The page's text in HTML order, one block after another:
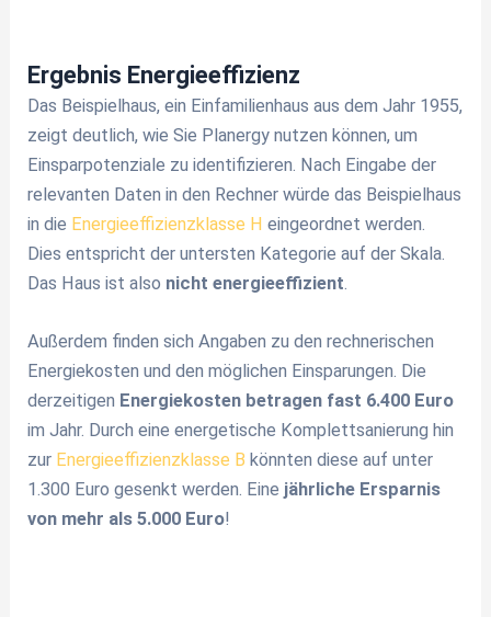
Ergebnis Energieeffizienz
Das Beispielhaus, ein Einfamilienhaus aus dem Jahr 1955,
zeigt deutlich, wie Sie Planergy nutzen können, um
Einsparpotenziale zu identifizieren. Nach Eingabe der
relevanten Daten in den Rechner würde das Beispielhaus
in die Energieeffizienzklasse H eingeordnet werden.
Dies entspricht der untersten Kategorie auf der Skala.
Das Haus ist also nicht energieeffizient
Außerdem finden sich Angaben zu den rechnerischen
Energiekosten und den möglichen Einsparungen. Die
derzeitigen Energiekosten betragen fast 6.400 Euro
im Jahr. Durch eine energetische Komplettsanierung hin
zur Energieeffizienzklasse B könnten diese auf unter
1.300 Euro gesenkt werden. Eine jährliche Ersparnis
von mehr als 5.000 Euro!